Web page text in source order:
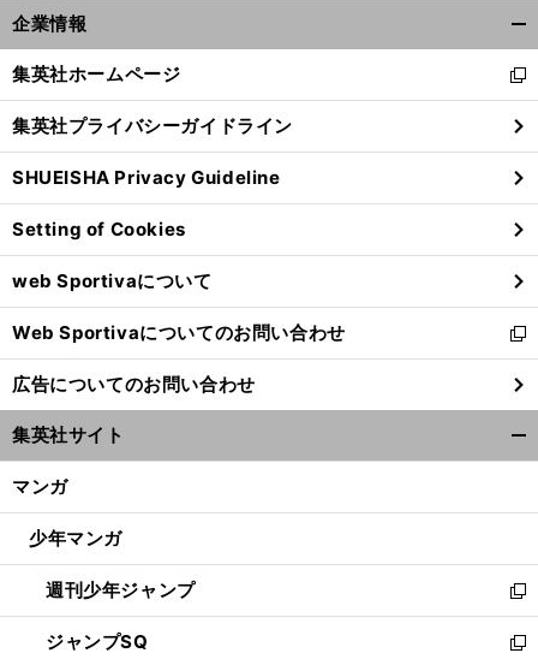
企業情報
閉
る
集英社ホームページ
新
し
い
ウ
ィ
ン
ド
ウ
で
開
く
集英社プライバシーガイドライン
SHUEISHA Privacy Guideline
Setting of Cookies
web Sportivaについて
Web Sportivaについてのお問い合わせ
新
し
い
ウ
ィ
ン
ウ
開
く
広告についてのお問い合わせ
集英社サイト
マンガ
少年マンガ
週刊少年ジャンプ
新
し
い
ジャンプSQ
新